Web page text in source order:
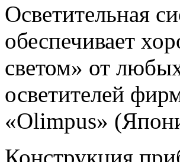
Осветительная
обеспечивает
светом» от
осветителей
«Olimpus»
Конструкция